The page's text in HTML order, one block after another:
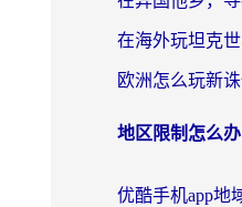
地区限制怎么办